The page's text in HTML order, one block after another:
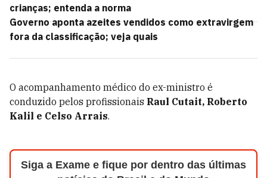
crianças; entenda a norma
Governo aponta azeites vendidos como extravirgem
fora da classificação; veja quais
O acompanhamento médico do ex-ministro é
conduzido pelos profissionais Raul Cutait, Roberto
Kalil e Celso Arrais.
Siga a Exame e fique por dentro das últimas